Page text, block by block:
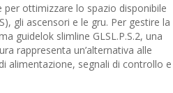
ottimizzare lo spazio disponibile
gli ascensori e le gru. Per gestire la
guidelok slimline GLSL.P.S.2, una
rappresenta un’alternativa alle
alimentazione, segnali di controllo e